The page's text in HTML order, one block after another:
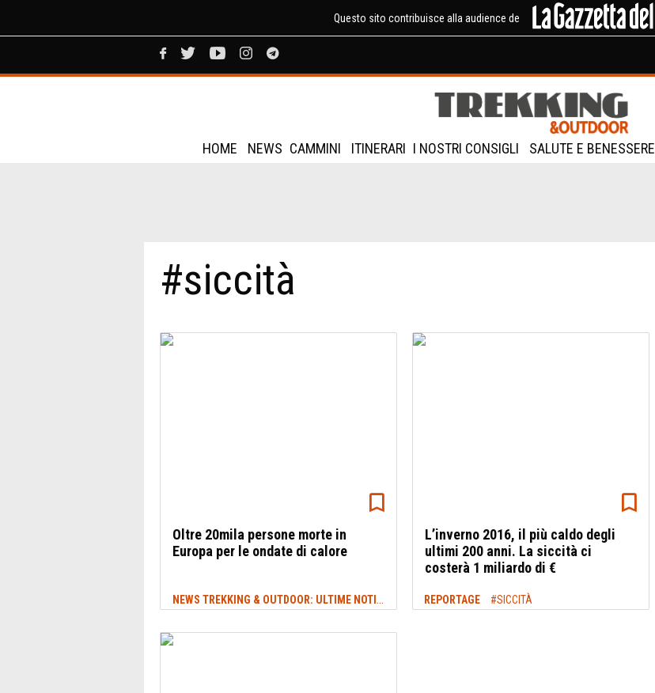
Questo sito contribuisce alla audience de
HOME NEWS CAMMINI ITINERARI I NOSTRI CONSIGLI SALUTE E BENESSERE
#siccità
Oltre 20mila persone morte in
Europa per le ondate di calore
NEWS TREKKING & OUTDOOR: ULTIME NOTIZIE #SICCITÀ
L’inverno 2016, il più caldo degli
ultimi 200 anni. La siccità ci
costerà 1 miliardo di €
REPORTAGE #SICCITÀ